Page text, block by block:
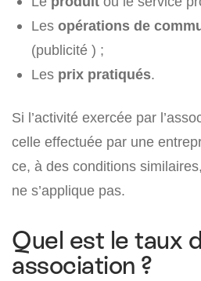
Les opérations de
(publicité ) ;
Les prix pratiqués.
Si l’activité exercée par
celle effectuée par une
ce, à des conditions
ne s’applique pas.
Quel est le taux
association ?